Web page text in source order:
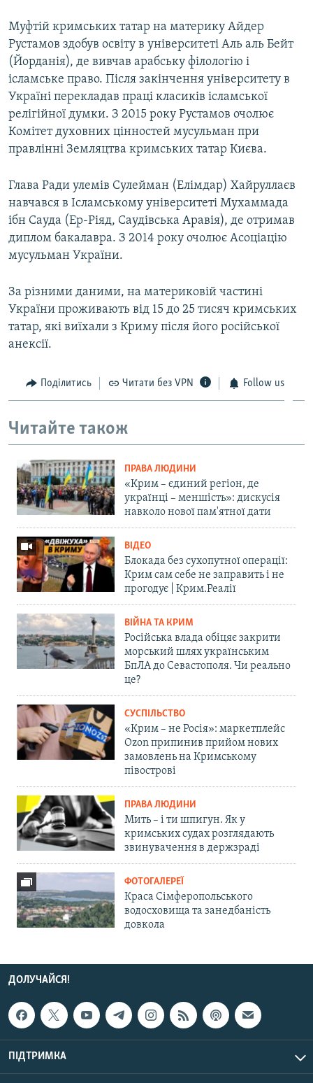
Муфтій кримських татар на материку Айдер
Рустамов здобув освіту в університеті Аль аль Бейт
(Йорданія), де вивчав арабську філологію і
ісламське право. Після закінчення університету в
Україні перекладав праці класиків ісламської
релігійної думки. З 2015 року Рустамов очолює
Комітет духовних цінностей мусульман при
правлінні Земляцтва кримських татар Києва.
Глава Ради улемів Сулейман (Елімдар) Хайруллаєв
навчався в Ісламському університеті Мухаммада
ібн Сауда (Ер-Ріяд, Саудівська Аравія), де отримав
диплом бакалавра. З 2014 року очолює Асоціацію
мусульман України.
За різними даними, на материковій частині
України проживають від 15 до 25 тисяч кримських
татар, які виїхали з Криму після його російської
анексії.
Поділитись Читати без VPN Follow us
Читайте також
ПРАВА ЛЮДИНИ
«Крим – єдиний регіон, де
українці – меншість»: дискусія
навколо нової пам'ятної дати
ВІДЕО
Блокада без сухопутної операції:
Крим сам себе не заправить і не
прогодує | Крим.Реалії
ВІЙНА ТА КРИМ
Російська влада обіцяє закрити
морський шлях українським
БпЛА до Севастополя. Чи реально
це?
СУСПІЛЬСТВО
«Крим – не Росія»: маркетплейс
Ozon припинив прийом нових
замовлень на Кримському
півострові
ПРАВА ЛЮДИНИ
Мить – і ти шпигун. Як у
кримських судах розглядають
звинувачення в держзраді
ФОТОГАЛЕРЕЇ
Краса Сімферопольського
водосховища та занедбаність
довкола
ДОЛУЧАЙСЯ!
ПІДТРИМКА